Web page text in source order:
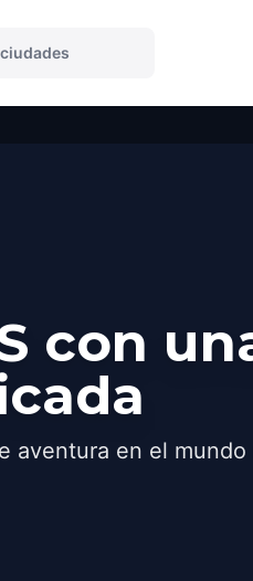
con
aventura en el mundo